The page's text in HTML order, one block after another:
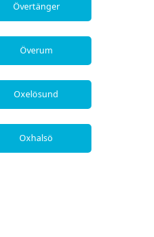
Övertänger
Överum
Oxelösund
Oxhalsö